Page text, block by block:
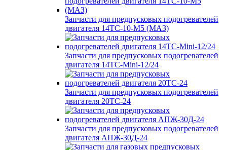
Запчасти для предпусковых подогревателей
двигателя 14ТС-10-М5 (МАЗ)
Запчасти для предпусковых подогревателей
двигателя 14ТС-Mini-12/24
Запчасти для предпусковых подогревателей
двигателя 20ТС-24
Запчасти для предпусковых подогревателей
двигателя АПЖ-30Д-24